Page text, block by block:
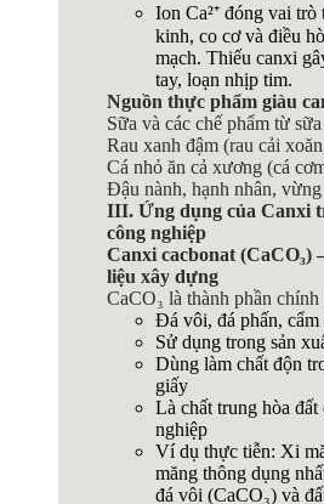
Ion Ca²⁺ đóng vai
kinh, co cơ và điều
mạch. Thiếu canxi
tay, loạn nhịp tim.
Nguồn thực phẩm giàu
Sữa và các chế phẩm từ sữa
Rau xanh đậm (rau cải
Cá nhỏ ăn cả xương (cá
Đậu nành, hạnh nhân, vừng
III. Ứng dụng của Canxi
công nghiệp
Canxi cacbonat (CaCO₃)
liệu xây dựng
CaCO₃ là thành phần chính
Đá vôi, đá phấn, cẩm
Sử dụng trong sản
Dùng làm chất độn
giấy
Là chất trung hòa
nghiệp
Ví dụ thực tiễn: Xi
măng thông dụng
đá vôi (CaCO₃) và